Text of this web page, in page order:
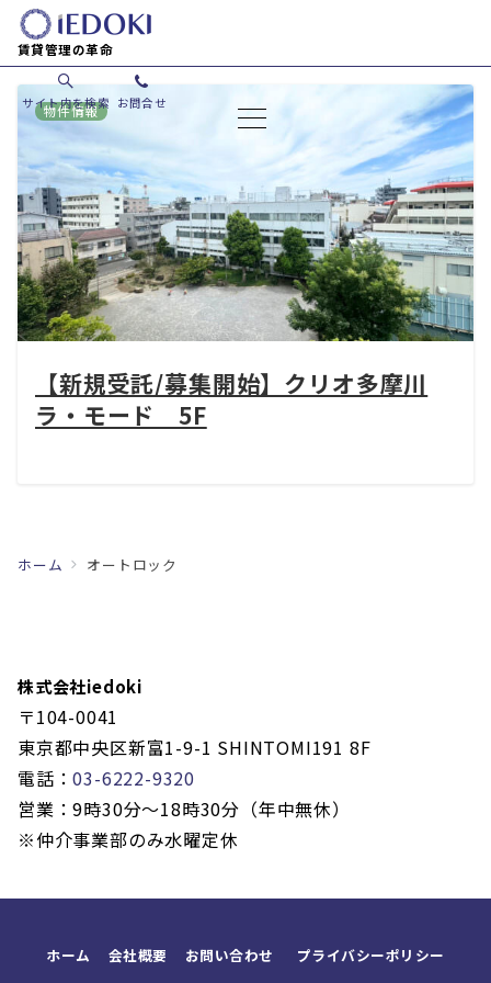
賃貸管理の革命
サイト内を検索 お問合せ
物件情報
【新規受託/募集開始】クリオ多摩川
ラ・モード 5F
ホーム オートロック
株式会社iedoki
〒104-0041
東京都中央区新富1-9-1 SHINTOMI191 8F
電話：03-6222-9320
営業：9時30分〜18時30分（年中無休）
※仲介事業部のみ水曜定休
ホーム 会社概要 お問い合わせ プライバシーポリシー